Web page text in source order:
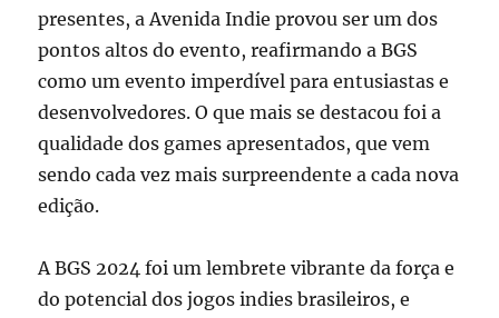
presentes, a Avenida Indie provou ser um dos
pontos altos do evento, reafirmando a BGS
como um evento imperdível para entusiastas e
desenvolvedores. O que mais se destacou foi a
qualidade dos games apresentados, que vem
sendo cada vez mais surpreendente a cada nova
edição.
A BGS 2024 foi um lembrete vibrante da força e
do potencial dos jogos indies brasileiros, e